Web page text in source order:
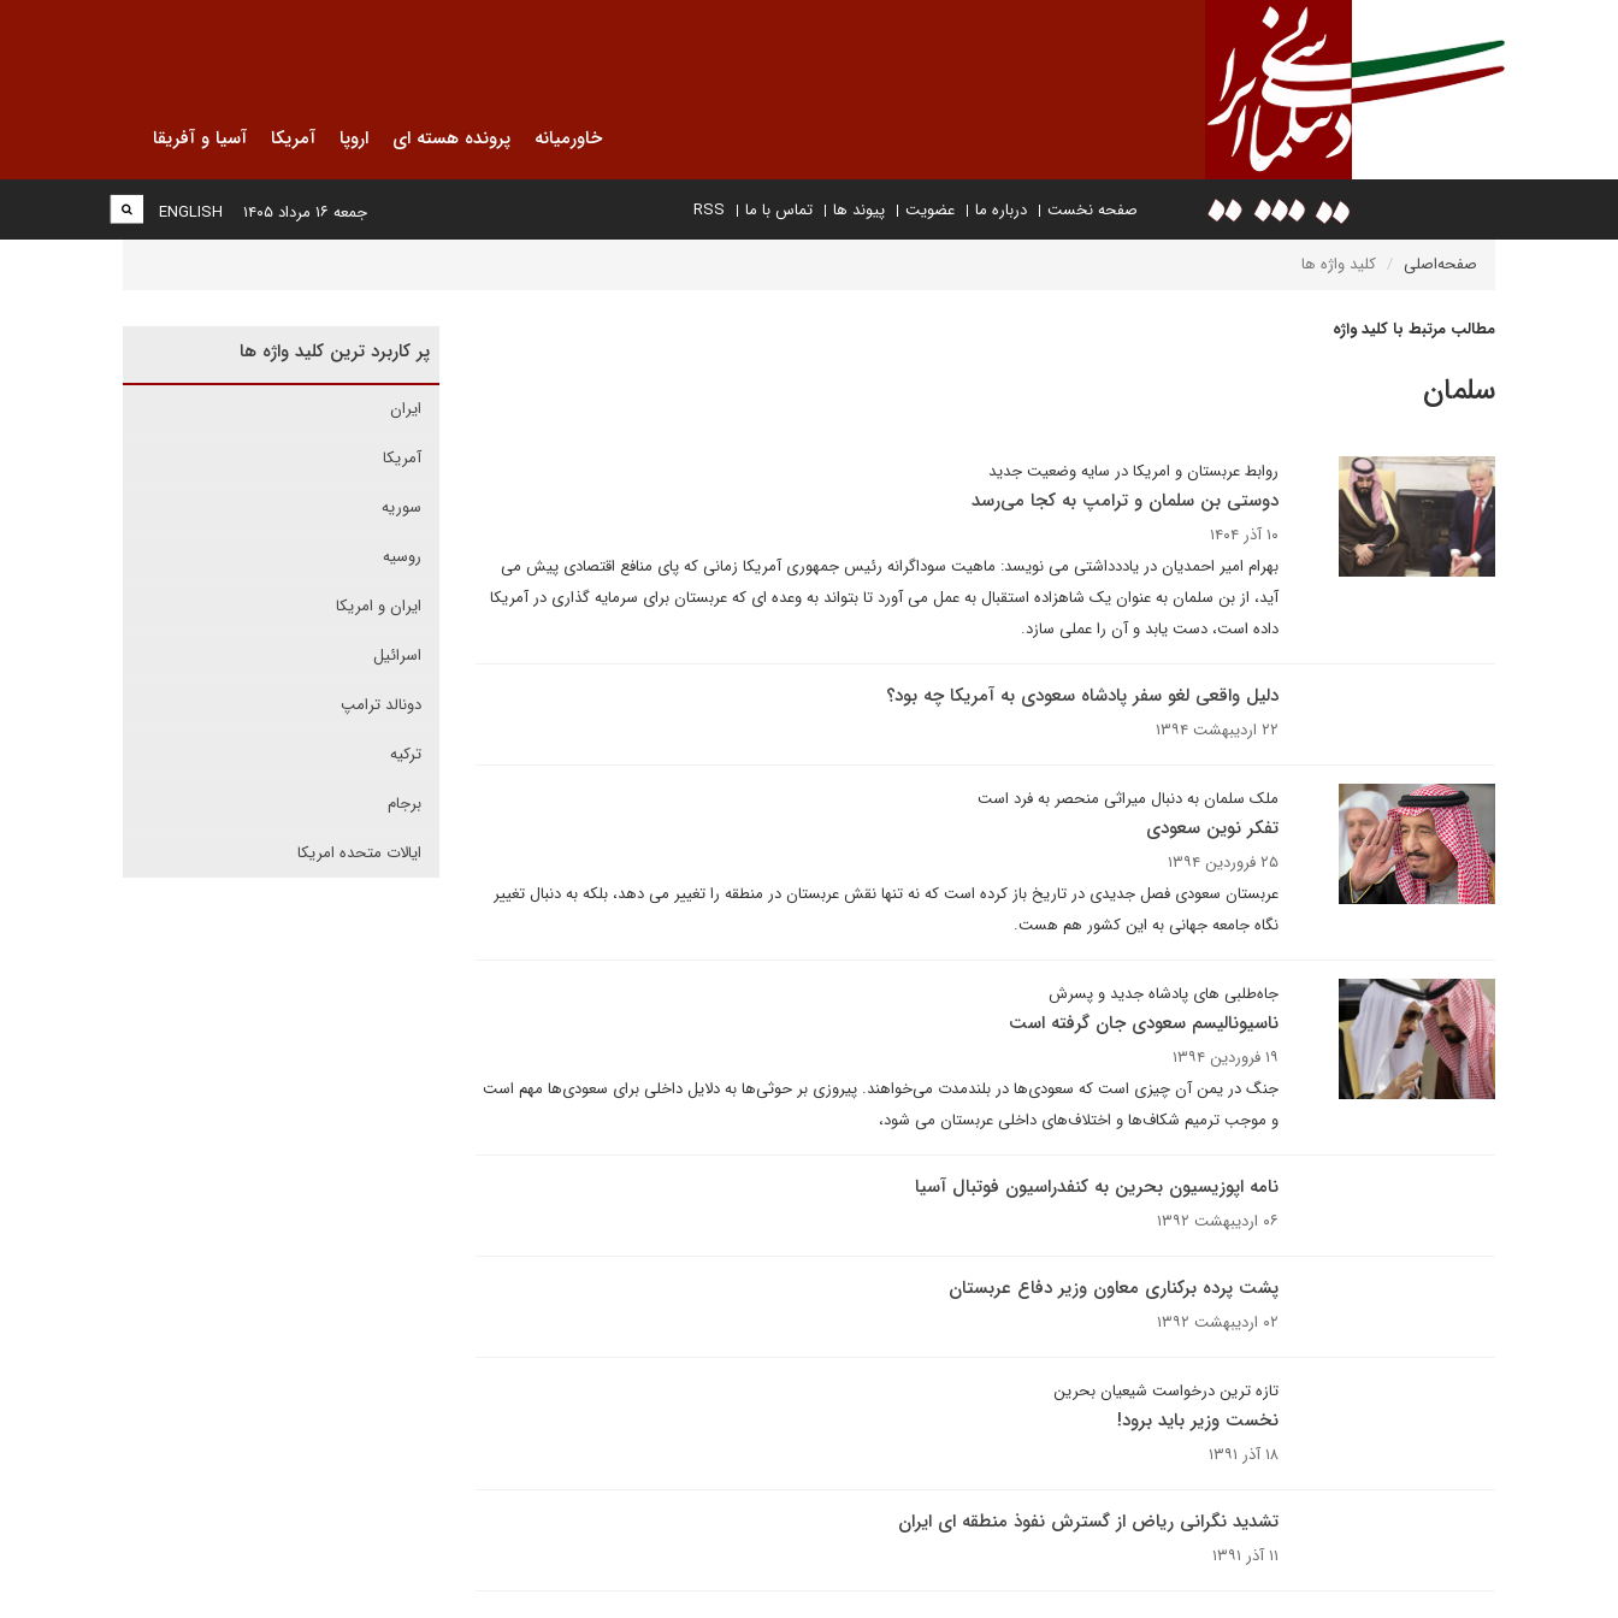
خاورمیانه پرونده هسته ای اروپا آمریکا آسیا و آفریقا
صفحه نخست درباره ما عضویت پیوند ها تماس با ما RSS
ENGLISH جمعه ۱۶ مرداد ۱۴۰۵
صفحه‌اصلی کلید واژه ها
مطالب مرتبط با کلید واژه
سلمان
روابط عربستان و امریکا در سایه وضعیت جدید
دوستی بن سلمان و ترامپ به کجا می‌رسد
۱۰ آذر ۱۴۰۴
بهرام امیر احمدیان در یاددداشتی می نویسد: ماهیت سوداگرانه رئیس جمهوری آمریکا زمانی که پای منافع اقتصادی پیش می
آید، از بن سلمان به عنوان یک شاهزاده استقبال به عمل می آورد تا بتواند به وعده ای که عربستان برای سرمایه گذاری در آمریکا
داده است، دست یابد و آن را عملی سازد.
دلیل واقعی لغو سفر پادشاه سعودی به آمریکا چه بود؟
۲۲ اردیبهشت ۱۳۹۴
ملک سلمان به دنبال میراثی منحصر به فرد است
تفکر نوین سعودی
۲۵ فروردین ۱۳۹۴
عربستان سعودی فصل جدیدی در تاریخ باز کرده است که نه تنها نقش عربستان در منطقه را تغییر می دهد، بلکه به دنبال تغییر
نگاه جامعه جهانی به این کشور هم هست.
جاه‌طلبی های پادشاه جدید و پسرش
ناسیونالیسم سعودی جان گرفته است
۱۹ فروردین ۱۳۹۴
جنگ در یمن آن چیزی است که سعودی‌ها در بلندمدت می‌خواهند. پیروزی بر حوثی‌ها به دلایل داخلی برای سعودی‌ها مهم است
و موجب ترمیم شکاف‌ها و اختلاف‌های داخلی عربستان می شود،
نامه اپوزیسیون بحرین به کنفدراسیون فوتبال آسیا
۰۶ اردیبهشت ۱۳۹۲
پشت پرده برکناری معاون وزیر دفاع عربستان
۰۲ اردیبهشت ۱۳۹۲
تازه ترین درخواست شیعیان بحرین
نخست وزیر باید برود!
۱۸ آذر ۱۳۹۱
تشدید نگرانی ریاض از گسترش نفوذ منطقه ای ایران
۱۱ آذر ۱۳۹۱
پر کاربرد ترین کلید واژه ها
ایران
آمریکا
سوریه
روسیه
ایران و امریکا
اسرائیل
دونالد ترامپ
ترکیه
برجام
ایالات متحده امریکا